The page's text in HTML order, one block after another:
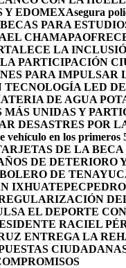
Y EDOMEXAsegura
PARA
CHAMAPA
LA
PARTICIPACIÓN
PARA IMPULSAR
LED
DE AGUA
UNIDAS Y
DESASTRES POR
en los primeros
DE LA
DE DETERIORO
DE
IXHUATEPEC
EL DEPORTE
RACIEL
ENTREGA LA